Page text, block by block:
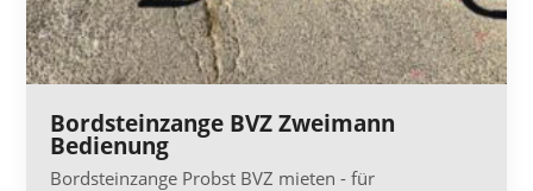
Bordsteinzange BVZ Zweimann
Bedienung
Bordsteinzange Probst BVZ mieten - für